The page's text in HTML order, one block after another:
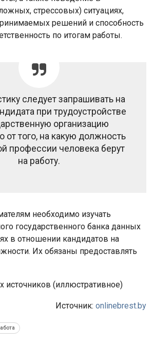
стрессовых) ситуациях,
решений и способность
по итогам работы.
следует запрашивать на
при трудоустройстве
организацию
от того, на какую должность
профессии человека берут
на работу.
необходимо изучать
государственного банка данных
в отношении кандидатов на
Их обязаны предоставлять
источников (иллюстративное)
Источник: onlinebrest.by